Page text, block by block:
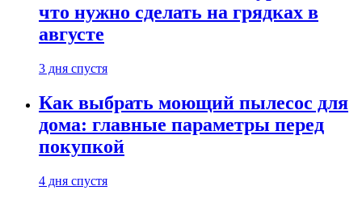
что нужно сделать на грядках в
августе
3 дня спустя
Как выбрать моющий пылесос для
дома: главные параметры перед
покупкой
4 дня спустя